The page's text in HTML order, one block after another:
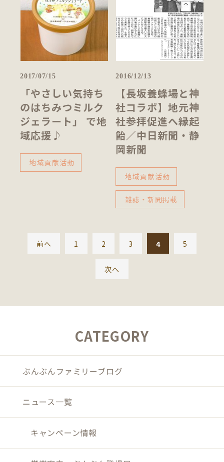
2017/07/15
「やさしい気持ち
のはちみつミルク
ジェラート」 で地
域応援♪
地域貢献活動
2016/12/13
【長坂養蜂場と神
社コラボ】地元神
社参拝促進へ縁起
飴／中日新聞・静
岡新聞
地域貢献活動
雑誌・新聞掲載
前へ 1 2 3 4 5
次へ
CATEGORY
ぶんぶんファミリーブログ
ニュース一覧
キャンペーン情報